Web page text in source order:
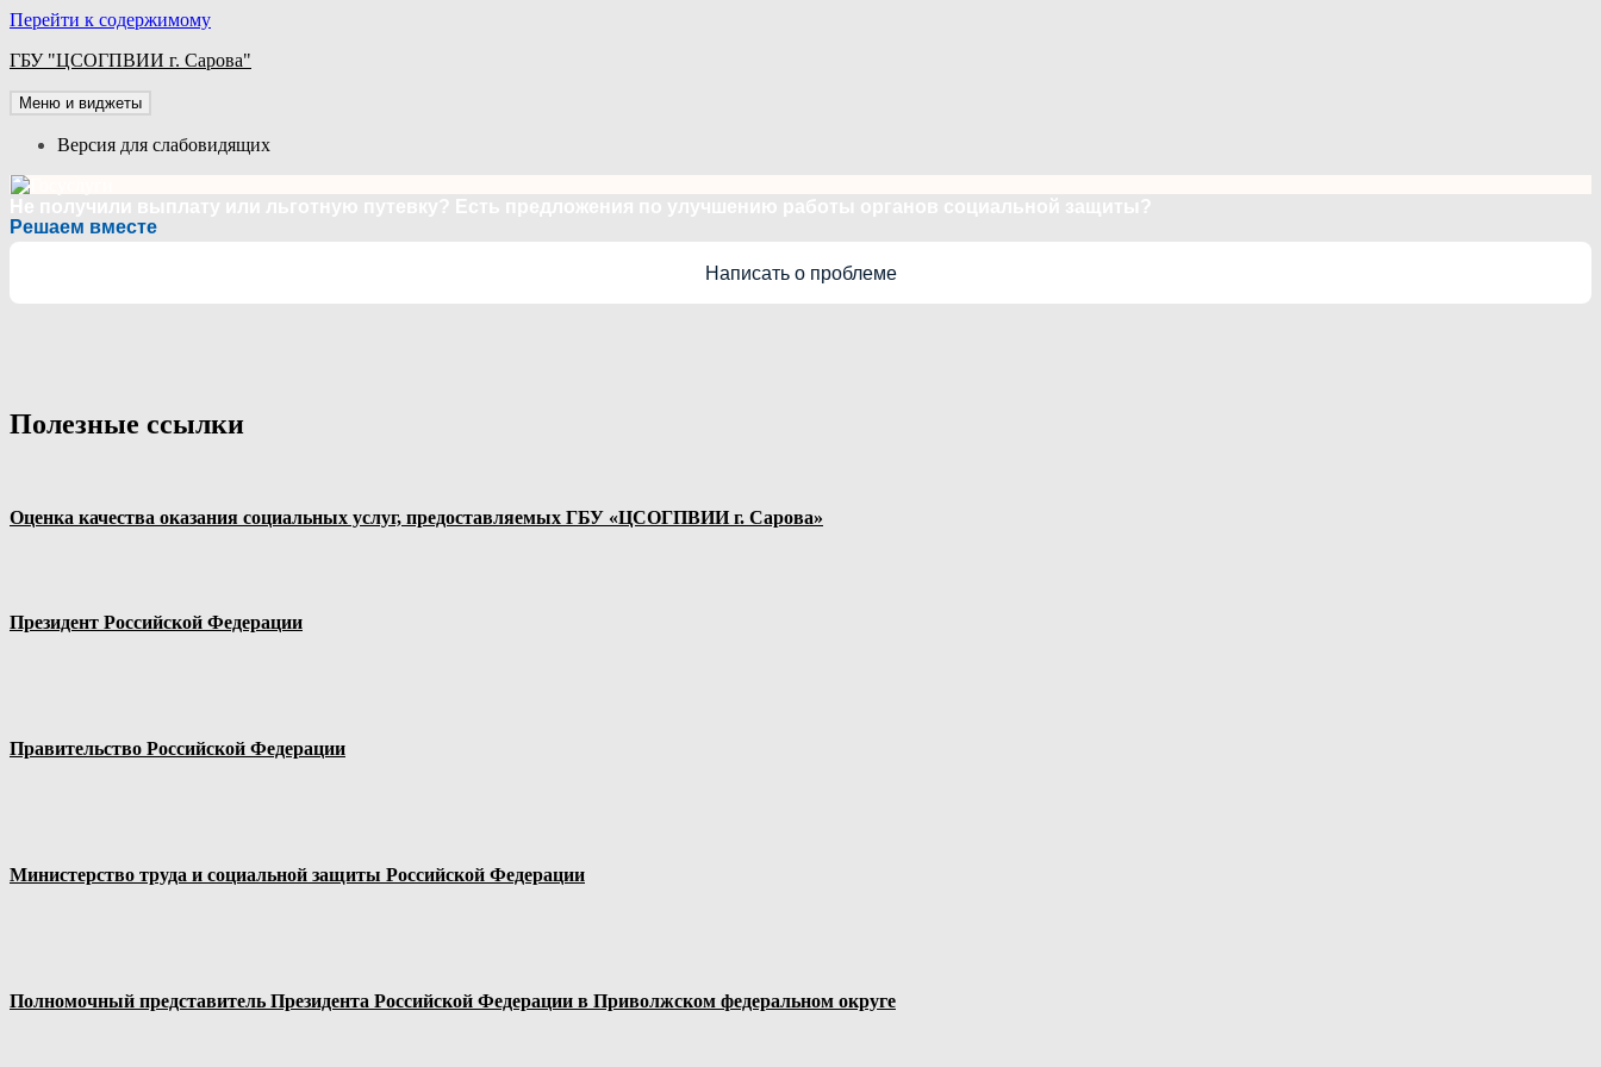
Перейти к содержимому
ГБУ "ЦСОГПВИИ г. Сарова"
Меню и виджеты
Версия для слабовидящих
Решаем вместе
Написать о проблеме
Полезные ссылки
Оценка качества оказания социальных услуг, предоставляемых ГБУ «ЦСОГПВИИ г. Сарова»
Президент Российской Федерации
Правительство Российской Федерации
Министерство труда и социальной защиты Российской Федерации
Полномочный представитель Президента Российской Федерации в Приволжском федеральном округе